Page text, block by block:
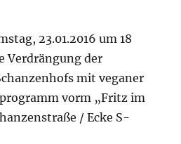
23.01.2016 um 18
Verdrängung der
mit veganer
vorm „Fritz im
/ Ecke S-